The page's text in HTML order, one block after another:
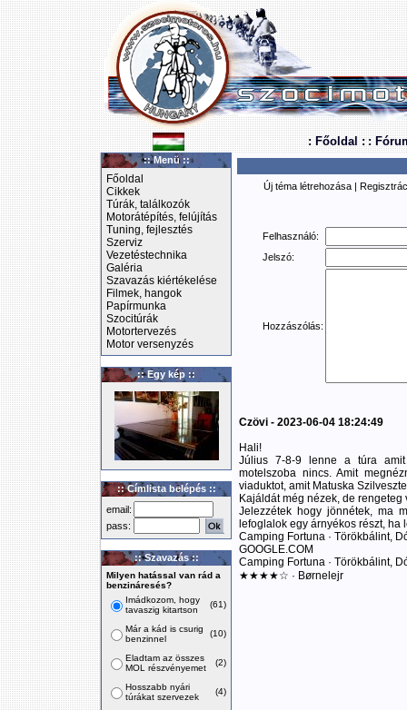
: Főoldal : :
:: Menü ::
Főoldal
Cikkek
Túrák, találkozók
Motorátépítés, felújítás
Tuning, fejlesztés
Szerviz
Vezetéstechnika
Galéria
Szavazás kiértékelése
Filmek, hangok
Papírmunka
Szocitúrák
Motortervezés
Motor versenyzés
:: Egy kép ::
:: Címlista belépés ::
email:
pass:
:: Szavazás ::
Milyen hatással van rád a
benzináresés?
Imádkozom, hogy
tavaszig kitartson
(61)
Már a kád is csurig
benzinnel
(10)
Eladtam az összes
MOL részvényemet
(2)
Hosszabb nyári
túrákat szervezek
(4)
Új téma létrehozása |
Felhasználó:
Jelszó:
Hozzászólás:
Czövi - 2023-06-04 18:24:49
Hali!
Július 7-8-9 lenne a túra amit
motelszoba nincs. Amit
viaduktot, amit Matuska
Kajáldát még nézek, de
Jelezzétek hogy jönnétek, ma
lefoglalok egy árnyékos részt, ha
Camping Fortuna · Törökbálint,
GOOGLE.COM
Camping Fortuna · Törökbálint,
★★★★☆ · Børnelejr